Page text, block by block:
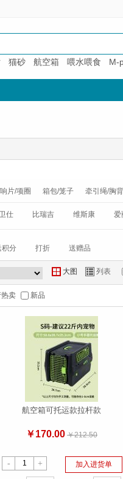
猫砂 航空箱 喂水喂食 M-
片/项圈 箱包/笼子 牵引绳/胸
仕 比瑞吉 维斯康 爱
积分 打折 送赠品
Y 大图 Z 列表
卖 新品
航空箱可托运款拉杆款
￥170.00 ￥212.50
- + 加入进货单